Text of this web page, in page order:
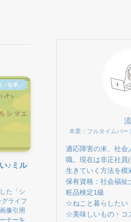
食事」
♪ミル
た「シ
ライフ
像引用
ナーを
本業：フルタイムパ
適応障害の末、社会
職。現在は非正社員
生きていく方法を模
保有資格：社会福祉
粧品検定1級
☆ねこと暮らしたい
☆美味しいもの・コ